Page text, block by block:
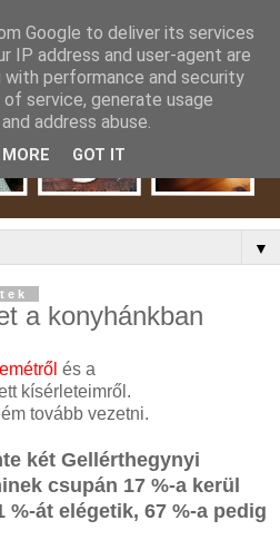
▼
a konyhánkban
és a
kísérleteimről.
tovább vezetni.
két Gellérthegynyi
csupán 17 %-a kerül
%-át elégetik, 67 %-a pedig
Google to deliver its services
IP address and user-agent are
with performance and security
service, generate usage
address abuse.
GOT IT